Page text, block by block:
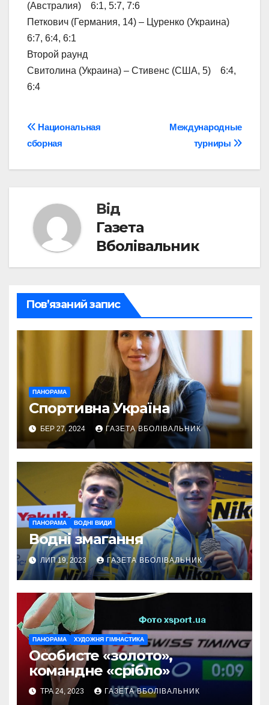
(Австралия) 6:1, 5:7, 7:6
Петкович (Германия, 14) – Цуренко (Украина)
6:7, 6:4, 6:1
Второй раунд
Свитолина (Украина) – Стивенс (США, 5) 6:4,
6:4
Навігація
записів
Международные
турниры
Национальная
сборная
Від
Газета
Вболівальник
Пов’язаний запис
ПАНОРАМА
Спортивна Україна
БЕР 27, 2024 ГАЗЕТА ВБОЛІВАЛЬНИК
ПАНОРАМА ВОДНІ ВИДИ
Водні змагання
ЛИП 19, 2023 ГАЗЕТА ВБОЛІВАЛЬНИК
ПАНОРАМА ХУДОЖНЯ ГІМНАСТИКА
Особисте «золото»,
командне «срібло»
ТРА 24, 2023 ГАЗЕТА ВБОЛІВАЛЬНИК